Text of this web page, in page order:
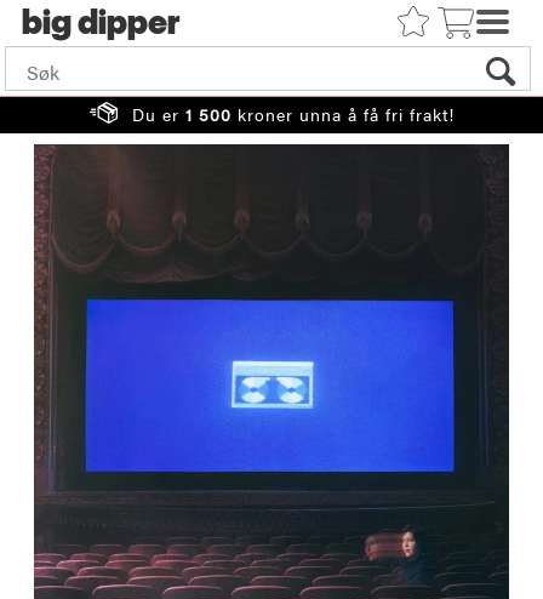
big
Du er 1 500 kroner unna å få fri frakt!